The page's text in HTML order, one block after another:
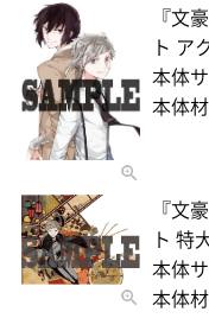
『文
ト ア
本体
本体
『文
ト 特
本体
本体